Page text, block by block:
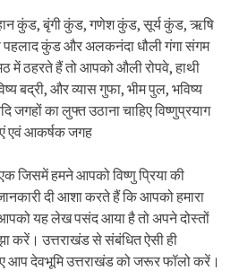
कुंड, बृंगी कुंड, गणेश कुंड, सूर्य कुंड, ऋषि
पहलाद कुंड और अलकनंदा धौली गंगा संगम
में ठहरते हैं तो आपको औली रोपवे, हाथी
बद्री, और व्यास गुफा, भीम पुल, भविष्य
का लुफ्त उठाना चाहिए विष्णुप्रयाग
एवं आकर्षक जगह
जिसमें हमने आपको विष्णु प्रिया की
दी आशा करते हैं कि आपको हमारा
यह लेख पसंद आया है तो अपने दोस्तों
करें। उत्तराखंड से संबंधित ऐसी ही
आप देवभूमि उत्तराखंड को जरूर फॉलो करें।